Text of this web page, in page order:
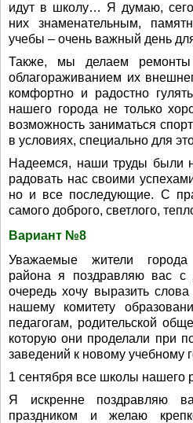
идут в школу… Я думаю,
них знаменательным,
учебы – очень важный день
Также, мы делаем
облагораживанием их
комфортно и радостно
нашего города не только
возможность заниматься
в условиях, специально для
Надеемся, наши труды были
радовать нас своими
но и все последующие. С
самого доброго, светлого,
Вариант №8
Уважаемые жители города
района я поздравляю вас
очередь хочу выразить
нашему комитету
педагогам, родительской
которую они проделали при
заведений к новому учебному
1 сентября все школы нашего
Я искренне поздравляю
праздником и желаю